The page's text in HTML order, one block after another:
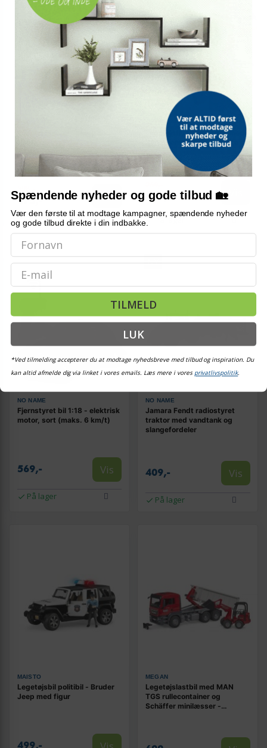
multifarvet
275,- Vis
På lager
Legetøjsfly transporter med
3 byggemaskiner og skilte
259,-
På lager
NO NAME
Fjernstyret bil 1:18 - elektrisk
motor, sort (maks. 6 km/t)
569,- Vis
På lager
NY
NO NAME
Jamara Fendt radiostyret
traktor med vandtank og
slangefordeler
409,- Vis
På lager
MAISTO
Legetøjsbil politibil - Bruder
Jeep med figur
499,-
MEGAN
Legetøjslastbil med MAN
TGS rullecontainer og
Schäffer minilæsser -
Spændende nyheder og gode tilbud 🏡
Vær den første til at modtage kampagner, spændende nyheder
og gode tilbud direkte i din indbakke.
Email
TILMELD
LUK
*Ved tilmelding accepterer du at modtage nyhedsbreve med tilbud og inspiration. Du
kan altid afmelde dig via linket i vores emails. Læs mere i vores privatlivspolitik.